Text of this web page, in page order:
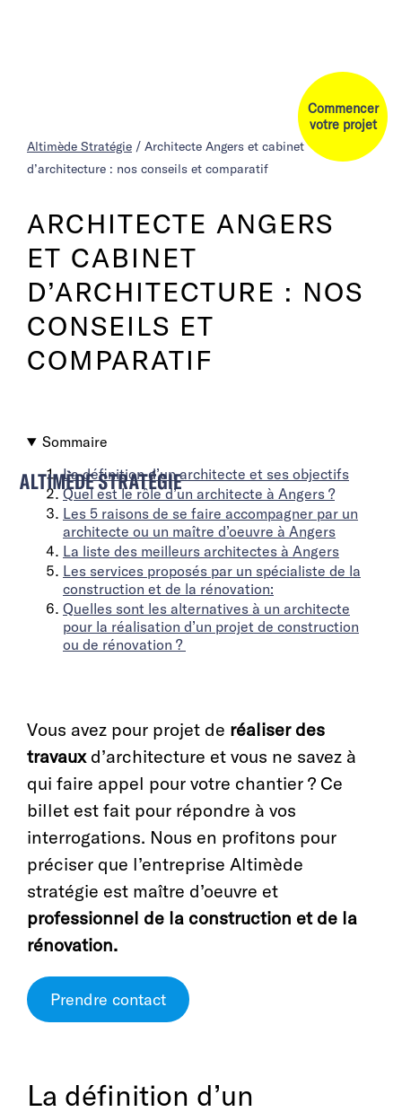
Commencer
votre projet
Altimède Stratégie / Architecte Angers et cabinet
d’architecture : nos conseils et comparatif
ARCHITECTE ANGERS
ET CABINET
D’ARCHITECTURE : NOS
CONSEILS ET
COMPARATIF
Sommaire
La définition d’un architecte et ses objectifs
Quel est le rôle d’un architecte à Angers ?
Les 5 raisons de se faire accompagner par un
architecte ou un maître d’oeuvre à Angers
La liste des meilleurs architectes à Angers
Les services proposés par un spécialiste de la
construction et de la rénovation:
Quelles sont les alternatives à un architecte
pour la réalisation d’un projet de construction
ou de rénovation ?
Vous avez pour projet de réaliser des
travauxd’architecture et vous ne savez à
qui faire appel pour votre chantier ? Ce
billet est fait pour répondre à vos
interrogations. Nous en profitons pour
préciser que l’entreprise Altimède
stratégie est maître d’oeuvre et
professionnel de la construction et de la
rénovation.
Prendre contact
La définition d’un